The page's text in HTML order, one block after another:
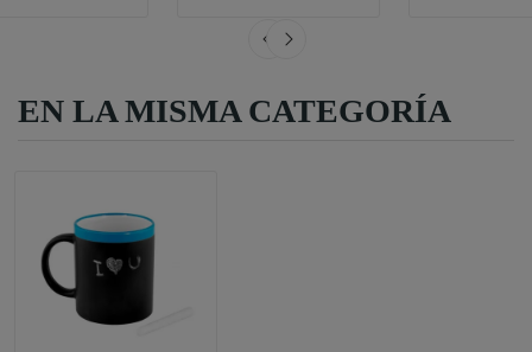
EN LA MISMA CATEGORÍA